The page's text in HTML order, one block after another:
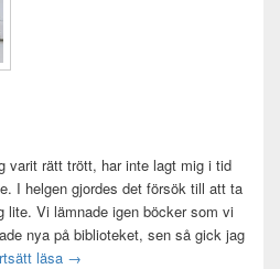
varit rätt trött, har inte lagt mig i tid
I helgen gjordes det försök till att ta
lite. Vi lämnade igen böcker som vi
nya på biblioteket, sen så gick jag
läsa Mental anteckning
→